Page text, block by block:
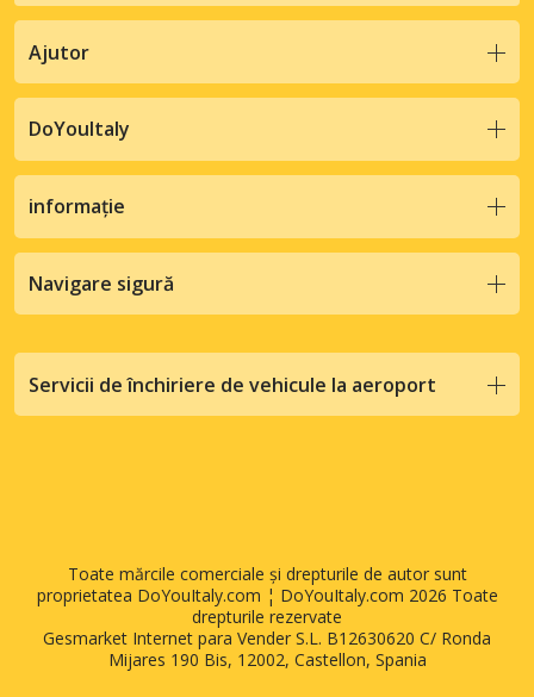
Ajutor
DoYouItaly
informație
Navigare sigură
Servicii de închiriere de vehicule la aeroport
Toate mărcile comerciale și drepturile de autor sunt
proprietatea DoYouItaly.com ¦ DoYouItaly.com 2026 Toate
drepturile rezervate
Gesmarket Internet para Vender S.L. B12630620 C/ Ronda
Mijares 190 Bis, 12002, Castellon, Spania